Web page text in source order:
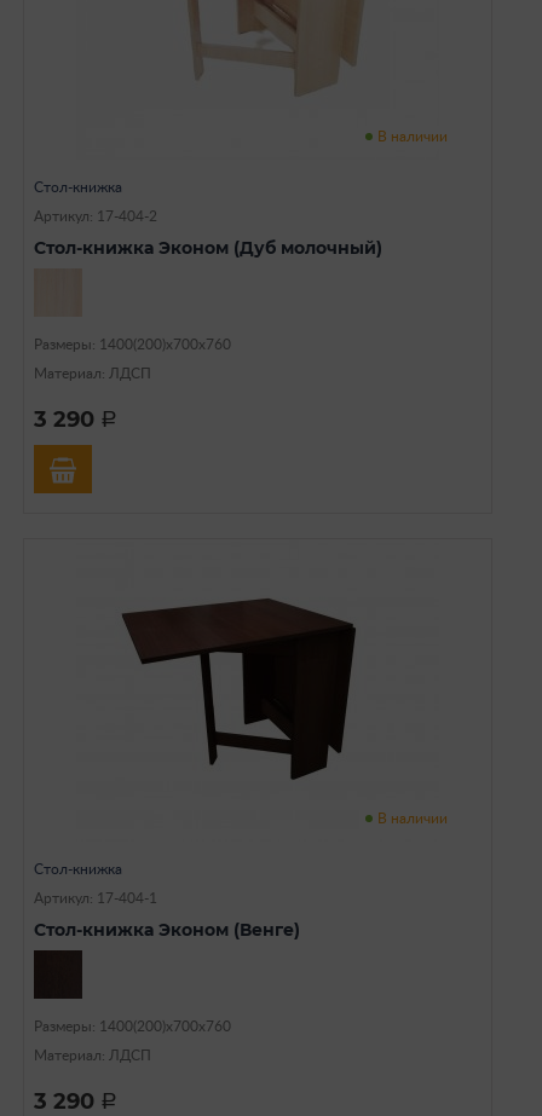
В наличии
Стол-книжка
Артикул: 17-404-2
Стол-книжка Эконом (Дуб молочный)
Размеры: 1400(200)х700х760
Материал: ЛДСП
3 290 a
В наличии
Стол-книжка
Артикул: 17-404-1
Стол-книжка Эконом (Венге)
Размеры: 1400(200)х700х760
Материал: ЛДСП
3 290 a